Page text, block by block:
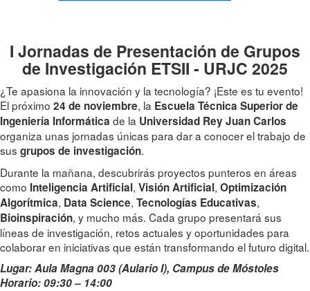
I Jornadas de Presentación de Grupos
de Investigación ETSII - URJC 2025
¿Te apasiona la innovación y la tecnología? ¡Este es tu evento!
El próximo 24 de noviembre, la Escuela Técnica Superior de
Ingeniería Informática de la Universidad Rey Juan Carlos
organiza unas jornadas únicas para dar a conocer el trabajo de
sus grupos de investigación.
Durante la mañana, descubrirás proyectos punteros en áreas
como Inteligencia Artificial, Visión Artificial, Optimización
Algorítmica, Data Science, Tecnologías Educativas,
Bioinspiración, y mucho más. Cada grupo presentará sus
líneas de investigación, retos actuales y oportunidades para
colaborar en iniciativas que están transformando el futuro digital.
Lugar: Aula Magna 003 (Aulario I), Campus de Móstoles
Horario: 09:30 – 14:00